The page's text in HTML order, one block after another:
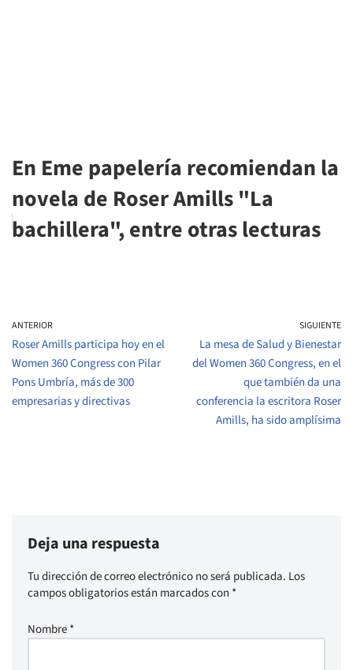
En Eme papelería recomiendan la
novela de Roser Amills "La
bachillera", entre otras lecturas
ANTERIOR
Roser Amills participa hoy en el
Women 360 Congress con Pilar
Pons Umbría, más de 300
empresarias y directivas
SIGUIENTE
La mesa de Salud y Bienestar
del Women 360 Congress, en el
que también da una
conferencia la escritora Roser
Amills, ha sido amplísima
Deja una respuesta
Tu dirección de correo electrónico no será publicada. Los
campos obligatorios están marcados con *
Nombre*